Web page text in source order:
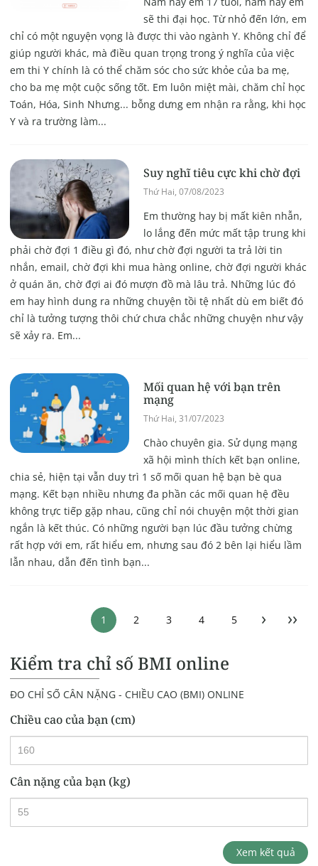
sẽ thi đại học. Từ nhỏ đến lớn, em
chỉ có một nguyện vọng là được thi vào ngành Y. Không chỉ để
giúp người khác, mà điều quan trọng trong ý nghĩa của việc
em thi Y chính là có thể chăm sóc cho sức khỏe của ba mẹ,
cho ba mẹ một cuộc sống tốt. Em luôn miệt mài, chăm chỉ học
Toán, Hóa, Sinh Nhưng... bỗng dưng em nhận ra rằng, khi học
Y và ra trường làm...
Suy nghĩ tiêu cực khi chờ đợi
Thứ Hai, 07/08/2023
Em thường hay bị mất kiên nhẫn,
lo lắng đến mức mất tập trung khi
phải chờ đợi 1 điều gì đó, như chờ đợi người ta trả lời tin
nhắn, email, chờ đợi khi mua hàng online, chờ đợi người khác
ở quán ăn, chờ đợi ai đó mượn đồ mà lâu trả. Những lúc đó
em hay hình dung ra những chuyện tồi tệ nhất dù em biết đó
chỉ là tưởng tượng thôi chứ chưa chắc những chuyện như vậy
sẽ xảy ra. Em...
Mối quan hệ với bạn trên
mạng
Thứ Hai, 31/07/2023
Chào chuyên gia. Sử dụng mạng
xã hội mình thích kết bạn online,
chia sẻ, hiện tại vẫn duy trì 1 số mối quan hệ bạn bè qua
mạng. Kết bạn nhiều nhưng đa phần các mối quan hệ đều
không trực tiếp gặp nhau, cũng chỉ nói chuyện một thời gian
ngắn là kết thúc. Có những người bạn lúc đầu tưởng chừng
rất hợp với em, rất hiểu em, nhưng sau đó 2 bên lại hiểu lầm
lẫn nhau, dẫn đến tình bạn...
1 2 3 4 5 ›
››
Kiểm tra chỉ số BMI online
ĐO CHỈ SỐ CÂN NẶNG - CHIỀU CAO (BMI) ONLINE
Chiều cao của bạn (cm)
Cân nặng của bạn (kg)
Xem kết quả